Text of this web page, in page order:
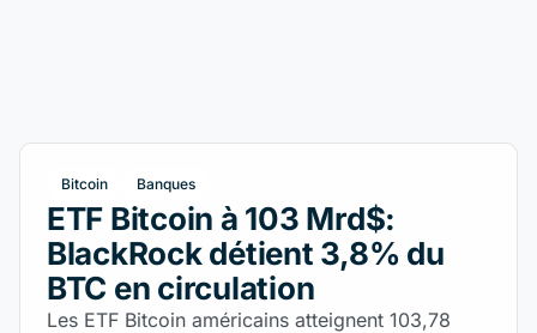
Bitcoin Banques
ETF Bitcoin à 103 Mrd$:
BlackRock détient 3,8% du
BTC en circulation
Les ETF Bitcoin américains atteignent 103,78